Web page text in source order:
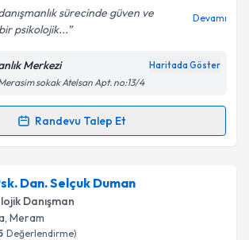
verilerimin işlenmesine ilişkin
okudum ve kişisel verilerimin belirtilen
işlenmesini kabul ediyorum.
sürecinde güven ve
psikolojik...
Devamı
Merkezi Haritada Göster
sokak Atelsan Apt. no:13/4
Randevu Talep Et
Takvimi Talebi
Yaylacıkiçin randevu takvimi
Size bu uzmandan randevu almanız
hazırlandığında e-posta ile
Dan. Selçuk Duman
Danışman
, Meram
Değerlendirme)